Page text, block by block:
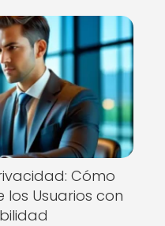
Cómo
los Usuarios con